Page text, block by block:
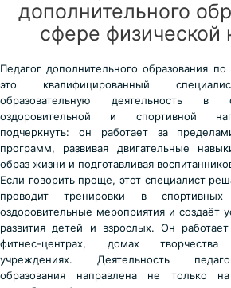
дополнительного
сфере физической
Педагог дополнительного образования
это квалифицированный
образовательную деятельность в
оздоровительной и спортивной
подчеркнуть: он работает за
программ, развивая двигательные
образ жизни и подготавливая
Если говорить проще, этот специалист
проводит тренировки в спортивных
оздоровительные мероприятия и создаёт
развития детей и взрослых. Он
фитнес-центрах, домах
учреждениях. Деятельность
образования направлена не только